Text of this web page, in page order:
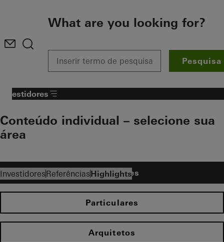
What are you looking for?
Pesquisa
InvestidoresReferênciasHighlights
Investidores
Conteúdo individual – selecione sua
área​
Investidores
Particulares
Arquitetos